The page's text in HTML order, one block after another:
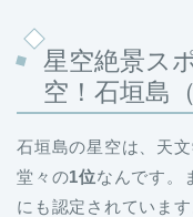
星空絶景ス
空！石垣島
石垣島の星空は、天
堂々の1位なんです。
にも認定されていま